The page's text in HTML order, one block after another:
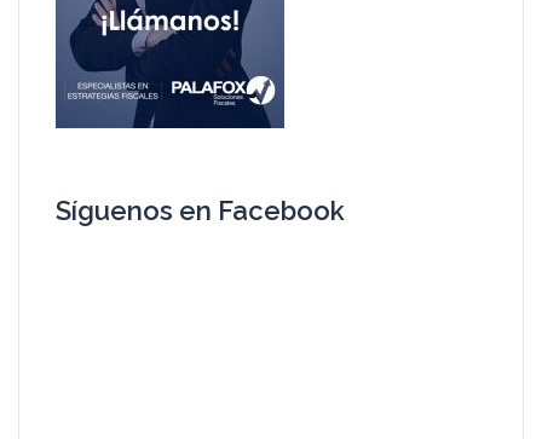
Síguenos en Facebook